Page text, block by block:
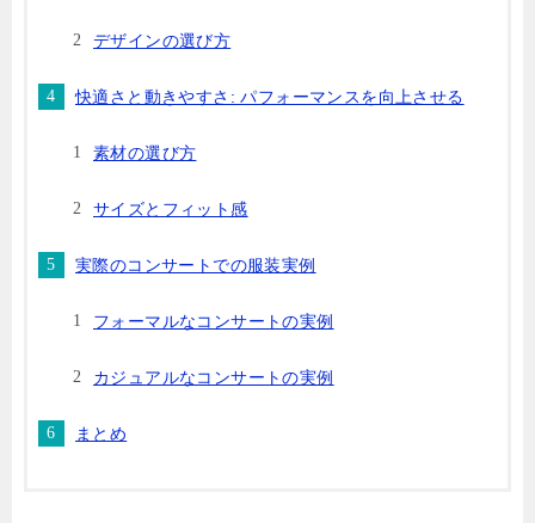
デザインの選び方
快適さと動きやすさ: パフォーマンスを向上させる
素材の選び方
サイズとフィット感
実際のコンサートでの服装実例
フォーマルなコンサートの実例
カジュアルなコンサートの実例
まとめ